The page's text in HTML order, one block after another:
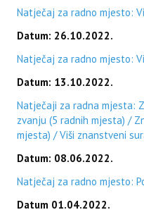
Natječaj za radno mjesto:
Datum: 26.10.2022.
Natječaj za radno mjesto:
Datum: 13.10.2022.
Natječaji za radna mjesta:
zvanju (5 radnih mjesta) /
mjesta) / Viši znanstveni
Datum: 08.06.2022.
Natječaj za radno mjesto:
Datum 01.04.2022.